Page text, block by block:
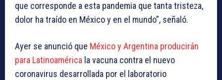
que corresponde a esta pandemia que tanta tristeza,
dolor ha traído en México y en el mundo”, señaló.
Ayer se anunció que México y Argentina producirán
para Latinoamérica la vacuna contra el nuevo
coronavirus desarrollada por el laboratorio